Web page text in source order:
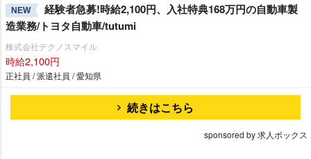
NEW
経験者急募!時給2,100円、入社特典168万円の自動車製
造業務/トヨタ自動車/tutumi
株式会社テクノスマイル
時給2,100円
正社員 / 派遣社員 / 愛知県
続きはこちら
sponsored by 求人ボックス